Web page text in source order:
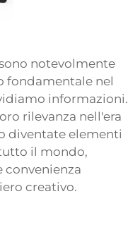
notevolmente
fondamentale nel
informazioni.
rilevanza nell'era
diventate elementi
il mondo,
creativo.